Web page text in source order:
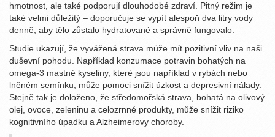
hmotnost, ale také podporují dlouhodobé zdraví. Pitný režim je
také velmi důležitý – doporučuje se vypít alespoň dva litry vody
denně, aby tělo zůstalo hydratované a správně fungovalo.
Studie ukazují, že vyvážená strava může mít pozitivní vliv na naši
duševní pohodu. Například konzumace potravin bohatých na
omega-3 mastné kyseliny, které jsou například v rybách nebo
lněném semínku, může pomoci snížit úzkost a depresivní nálady.
Stejně tak je doloženo, že středomořská strava, bohatá na olivový
olej, ovoce, zeleninu a celozrnné produkty, může snížit riziko
kognitivního úpadku a Alzheimerovy choroby.